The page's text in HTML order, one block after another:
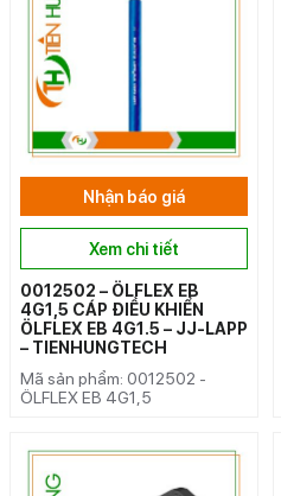
Nhận báo giá
Xem chi tiết
0012502 – ÖLFLEX EB
4G1,5 CÁP ĐIỀU KHIỂN
ÖLFLEX EB 4G1.5 – JJ-LAPP
– TIENHUNGTECH
Mã sản phẩm: 0012502 -
ÖLFLEX EB 4G1,5